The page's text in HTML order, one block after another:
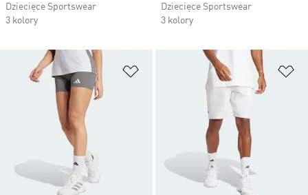
Dziecięce Sportswear
3 kolory
Dziecięce Sportswear
3 kolory
Dodaj do listy życzeń